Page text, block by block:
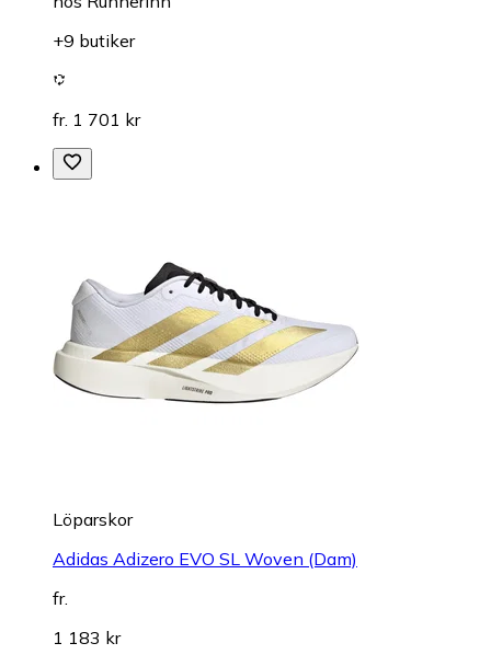
+9 butiker
fr. 1 701 kr
Löparskor
Adidas Adizero EVO SL Woven (Dam)
fr.
1 183 kr